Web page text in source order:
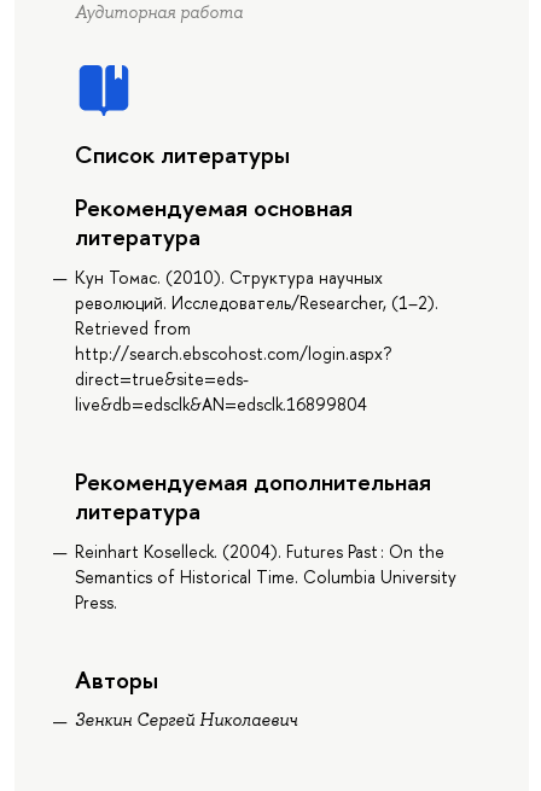
Аудиторная работа
Список литературы
Рекомендуемая основная
литература
Кун Томас. (2010). Структура научных
революций. Исследователь/Researcher, (1–2).
Retrieved from
http://search.ebscohost.com/login.aspx?
direct=true&site=eds-
live&db=edsclk&AN=edsclk.16899804
Рекомендуемая дополнительная
литература
Reinhart Koselleck. (2004). Futures Past : On the
Semantics of Historical Time. Columbia University
Press.
Авторы
Зенкин Сергей Николаевич